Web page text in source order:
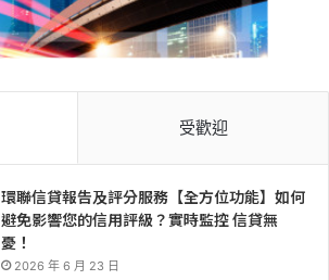
受歡迎
環聯信貸報告及評分服務【全方位功能】如何
避免影響您的信用評級？實時監控 信貸無
憂！
2026 年 6 月 23 日